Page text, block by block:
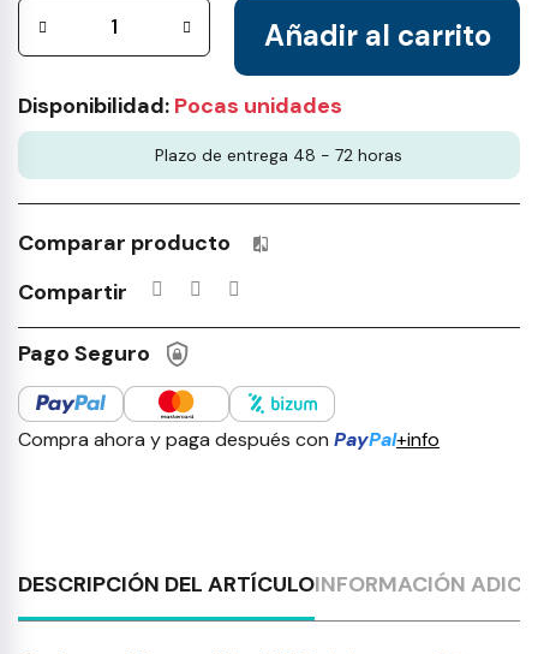
Añadir al carrito
Disponibilidad: Pocas unidades
Plazo de entrega 48 - 72 horas
Comparar producto Productos incluidos en tu lista
Compartir
Pago Seguro
Compra ahora y paga después con PayPal+info
DESCRIPCIÓN DEL ARTÍCULOINFORMACIÓN